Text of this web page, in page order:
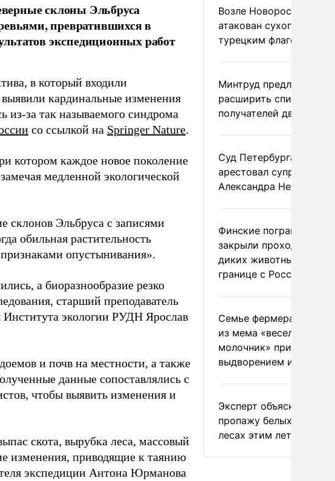
склоны Эльбруса
превратившихся в
экспедиционных работ
в который входили
кардинальные изменения
из-за так называемого синдрома
со ссылкой на Springer Nature.
котором каждое новое поколение
медленной экологической
склонов Эльбруса с записями
обильная растительность
опустынивания».
а биоразнообразие резко
старший преподаватель
Института экологии РУДН Ярослав
и почв на местности, а также
данные сопоставлялись с
чтобы выявить изменения и
скота, вырубка леса, массовый
изменения, приводящие к таянию
экспедиции Антона Юрманова
Возле Новороссийска
атакован сухогруз под
турецким флагом
Минтруд предложил
расширить список
получателей двух
Суд Петербурга заочно
арестовал супругу
Александра Невзорова
Финские пограничники
закрыли проходы для
диких животных на
границе с Россией
Семье фермера
из мема «веселый
молочник» пригрозили
выдворением из
Эксперт объяснил
пропажу белых грибов
лесах этим летом